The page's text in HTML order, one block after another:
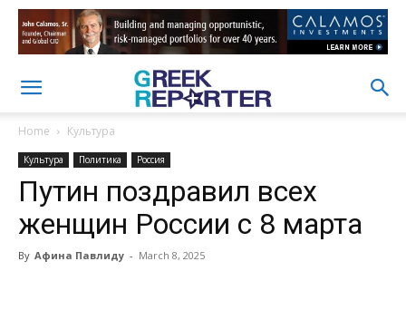
Home Культура
Культура Политика Россия
Путин поздравил всех
женщин России с 8 марта
By Афина Павлиду - March 8, 2025